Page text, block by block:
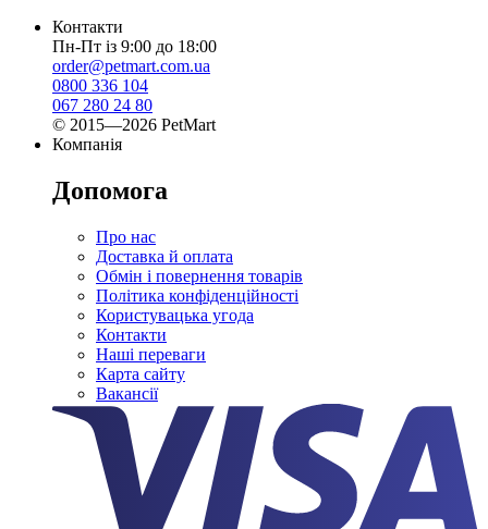
Контакти
Пн-Пт із 9:00 до 18:00
order@petmart.com.ua
0800 336 104
067 280 24 80
© 2015—2026 PetMart
Компанія
Допомога
Про нас
Доставка й оплата
Обмін і повернення товарів
Політика конфіденційності
Користувацька угода
Контакти
Наші переваги
Карта сайту
Вакансії